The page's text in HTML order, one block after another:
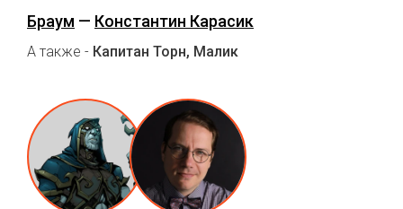
Браум — Константин Карасик
А также - Капитан Торн, Малик